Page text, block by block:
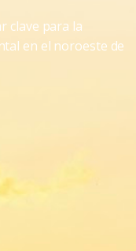
clave para la
en el noroeste de